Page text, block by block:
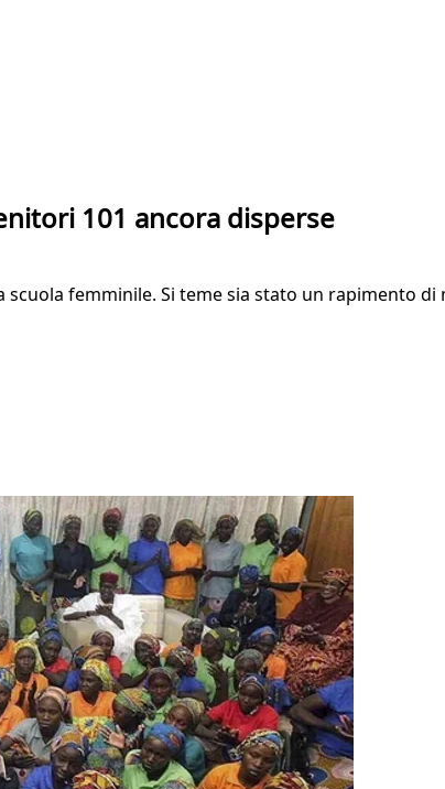
101 ancora disperse
femminile. Si teme sia stato un rapimento di